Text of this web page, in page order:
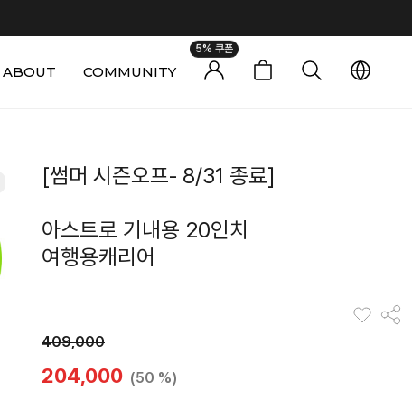
ABOUT COMMUNITY
5% 쿠폰
[썸머 시즌오프- 8/31 종료]
아스트로 기내용 20인치
여행용캐리어
409,000
204,000 (50 %)